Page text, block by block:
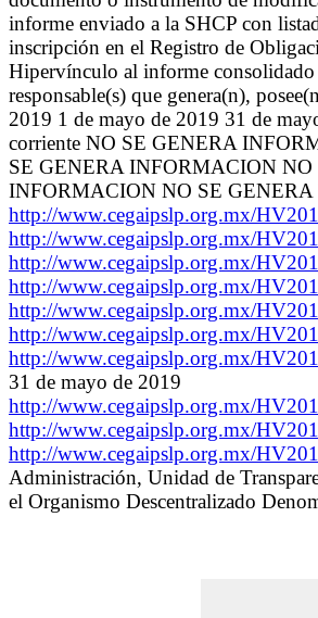
informe enviado a la SHCP con
inscripción en el Registro de
Hipervínculo al informe consolidado
responsable(s) que genera(n),
2019 1 de mayo de 2019 31 de
corriente NO SE GENERA
SE GENERA INFORMACION
INFORMACION NO SE
http://www.cegaipslp.org.mx/
http://www.cegaipslp.org.mx/
http://www.cegaipslp.org.mx/
http://www.cegaipslp.org.mx/
http://www.cegaipslp.org.mx/
http://www.cegaipslp.org.mx/
http://www.cegaipslp.org.mx/
31 de mayo de 2019
http://www.cegaipslp.org.mx/
http://www.cegaipslp.org.mx/
http://www.cegaipslp.org.mx/
Administración, Unidad de
el Organismo Descentralizado